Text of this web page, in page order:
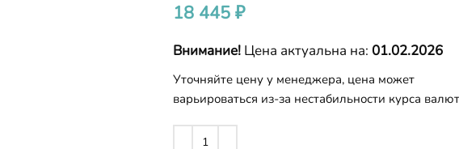
18 445₽
Внимание! Цена актуальна на: 01.02.2026
Уточняйте цену у менеджера, цена может
варьироваться из-за нестабильности курса